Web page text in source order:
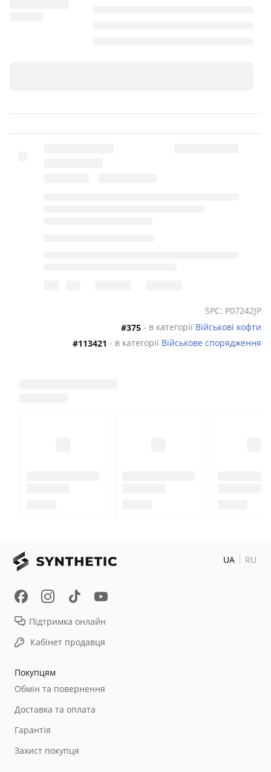
SPC: P07242JP
#375 - в категорії Військові кофти
#113421 - в категорії Військове спорядження
Покупцям
Обмін та повернення
Доставка та оплата
Гарантія
Захист покупця
Підтримка онлайн
Кабінет продавця
UA RU